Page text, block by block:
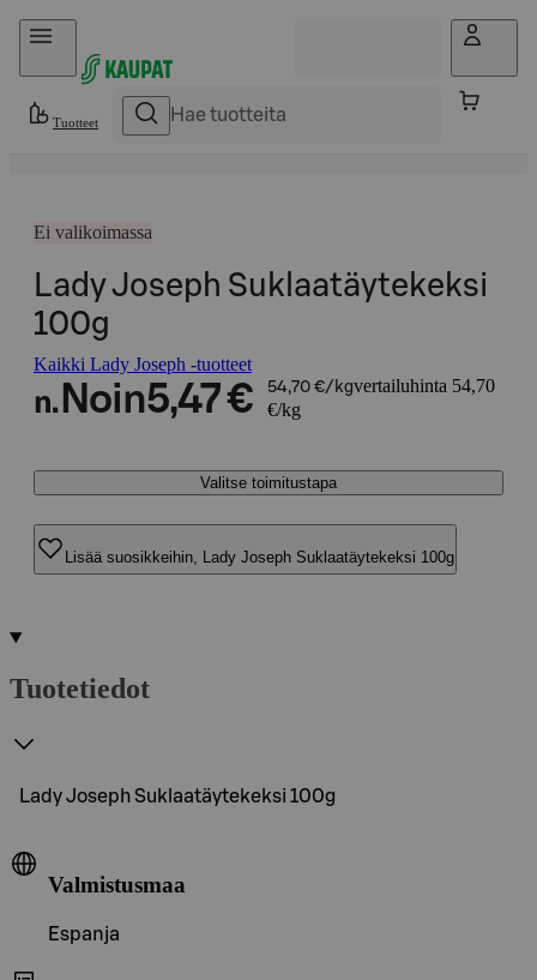
Hyppää sisältöön
Tuotteet
Ei valikoimassa
Lady Joseph Suklaatäytekeksi
100g
Kaikki Lady Joseph -tuotteet
n. Noin5,47 € 54,70 €/kgvertailuhinta 54,70
€/kg
Valitse toimitustapa
Lisää suosikkeihin, Lady Joseph Suklaatäytekeksi 100g
Tuotetiedot
Lady Joseph Suklaatäytekeksi 100g
Valmistusmaa
Espanja